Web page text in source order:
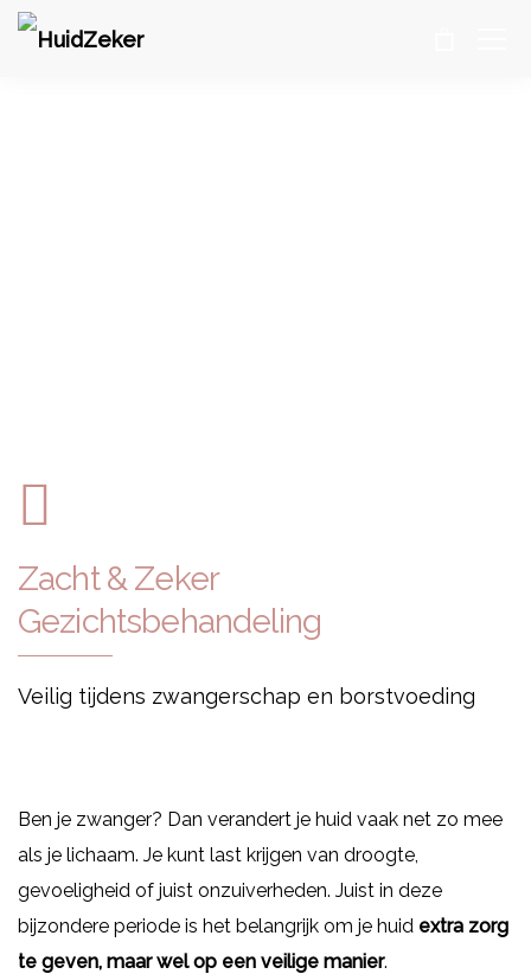
Zacht & Zeker
Gezichtsbehandeling
Veilig tijdens zwangerschap en borstvoeding
Ben je zwanger? Dan verandert je huid vaak net zo mee
als je lichaam. Je kunt last krijgen van droogte,
gevoeligheid of juist onzuiverheden. Juist in deze
bijzondere periode is het belangrijk om je huid extra zorg
te geven, maar wel op een veilige manier.